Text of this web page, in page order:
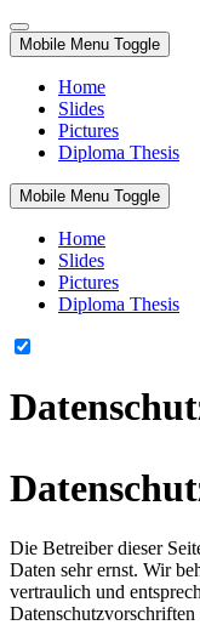
Mobile Menu Toggle
Home
Slides
Pictures
Diploma Thesis
Mobile Menu Toggle
Home
Slides
Pictures
Diploma Thesis
Die Betreiber dieser
Daten sehr ernst. Wir
vertraulich und